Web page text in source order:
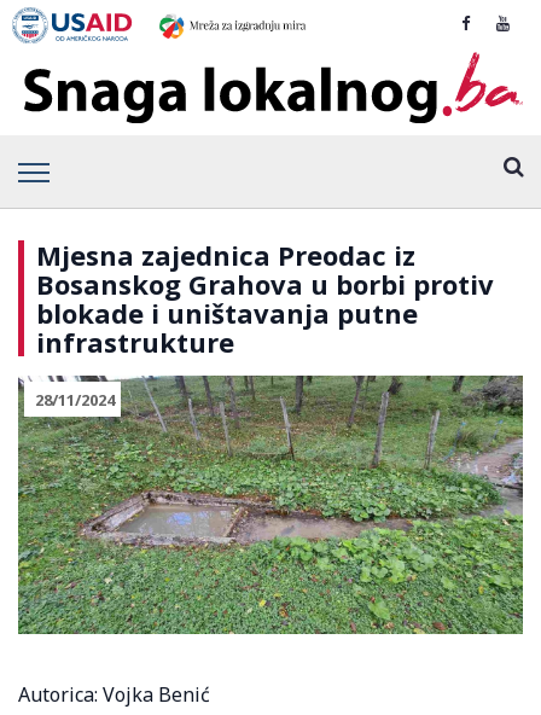
Mjesna zajednica Preodac iz
Bosanskog Grahova u borbi protiv
blokade i uništavanja putne
infrastrukture
28/11/2024
Autorica: Vojka Benić